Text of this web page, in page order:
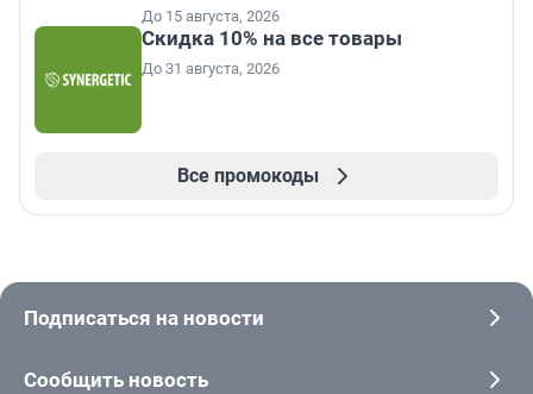
До 15 августа, 2026
Скидка 10% на все товары
До 31 августа, 2026
Все промокоды
Подписаться на новости
Сообщить новость